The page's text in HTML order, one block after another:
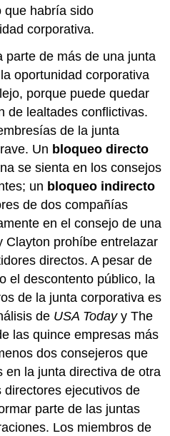
que habría sido
corporativa.
parte de más de una junta
oportunidad corporativa
porque puede quedar
de lealtades conflictivas.
de la junta
Un bloqueo directo
se sienta en los consejos
un bloqueo indirecto
de dos compañías
en el consejo de una
Clayton prohíbe entrelazar
directos. A pesar de
el descontento público, la
de la junta corporativa es
de USA Todayy The
las quince empresas más
dos consejeros que
en la junta directiva de otra
ejecutivos de
parte de las juntas
Los miembros de